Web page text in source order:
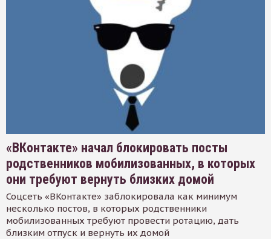
«ВКонтакте» начал блокировать посты
родственников мобилизованных, в которых
они требуют вернуть близких домой
Соцсеть «ВКонтакте» заблокировала как минимум
несколько постов, в которых родственники
мобилизованных требуют провести ротацию, дать
близким отпуск и вернуть их домой